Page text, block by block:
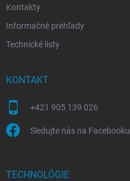
Kontakty
Informačné prehľady
Technické listy
KONTAKT
+421 905 139 026
Sledujte nás na Facebooku
TECHNOLÓGIE